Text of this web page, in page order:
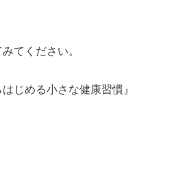
てください。
じめる小さな健康習慣』